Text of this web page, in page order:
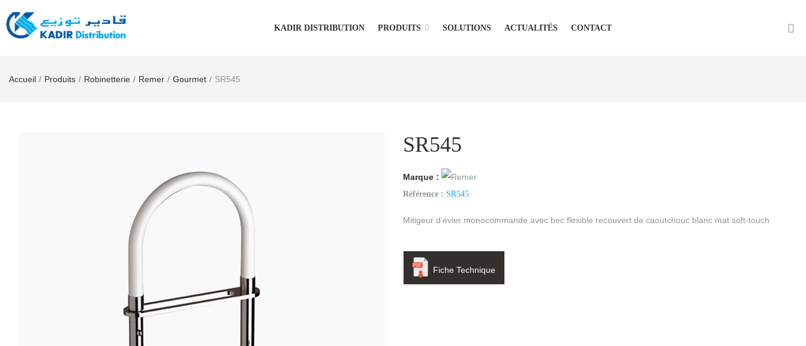
KADIR DISTRIBUTION PRODUITS SOLUTIONS ACTUALITÉS CONTACT
Accueil Produits Robinetterie Remer Gourmet SR545
SR545
Marque :
Référence : SR545
Mitigeur d’évier monocommande avec bec flexible recouvert de caoutchouc blanc mat soft-touch
Fiche Technique